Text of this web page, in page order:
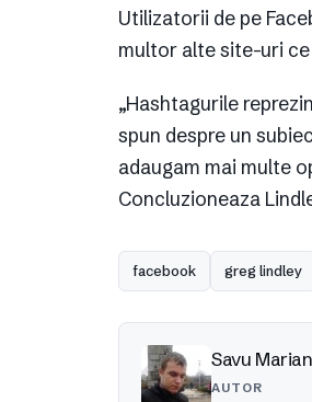
Utilizatorii de pe
multor alte site-uri
„Hashtagurile
spun despre un
adaugam mai multe
Concluzioneaza
facebook greg lindley
Savu Marian
AUTOR